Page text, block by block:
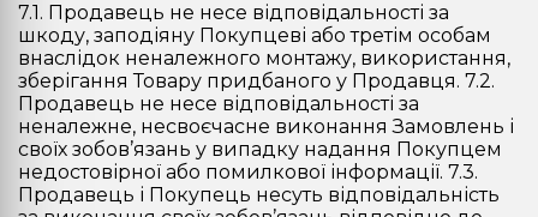
7.1. Продавець не несе відповідальності за
шкоду, заподіяну Покупцеві або третім особам
внаслідок неналежного монтажу, використання,
зберігання Товару придбаного у Продавця. 7.2.
Продавець не несе відповідальності за
неналежне, несвоєчасне виконання Замовлень і
своїх зобов’язань у випадку надання Покупцем
недостовірної або помилкової інформації. 7.3.
Продавець і Покупець несуть відповідальність